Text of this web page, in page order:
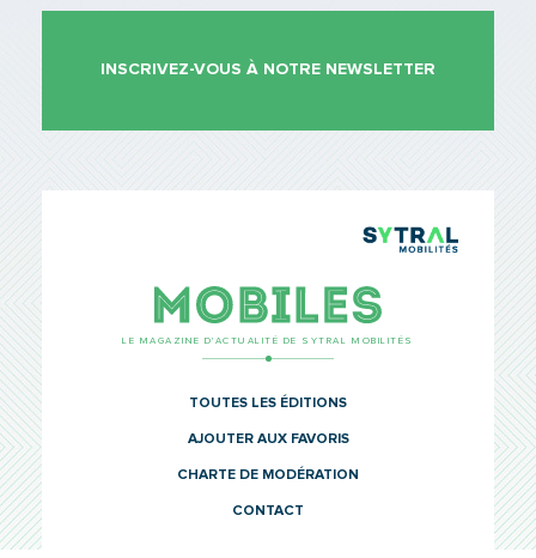
INSCRIVEZ-VOUS À NOTRE NEWSLETTER
LE MAGAZINE D’ACTUALITÉ DE SYTRAL MOBILITÉS
TOUTES LES ÉDITIONS
AJOUTER AUX FAVORIS
CHARTE DE MODÉRATION
CONTACT